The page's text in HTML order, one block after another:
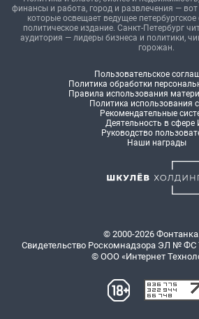
финансы и работа, город и развлечения —
которые освещает ведущее
политическое издание. Санкт-Петербург
аудитория — лидеры бизнеса и политики,
горожан.
Пользовательское
Политика обработки
Правила использования
Политика использования
Рекомендательные
Деятельность в сфере
Руководство
Наши награды
© 2000-2026
Свидетельство Роскомнадзора ЭЛ № ФС
© ООО «Интернет